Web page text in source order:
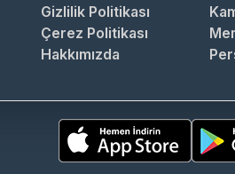
Gizlilik Politikası
Çerez Politikası
Hakkımızda